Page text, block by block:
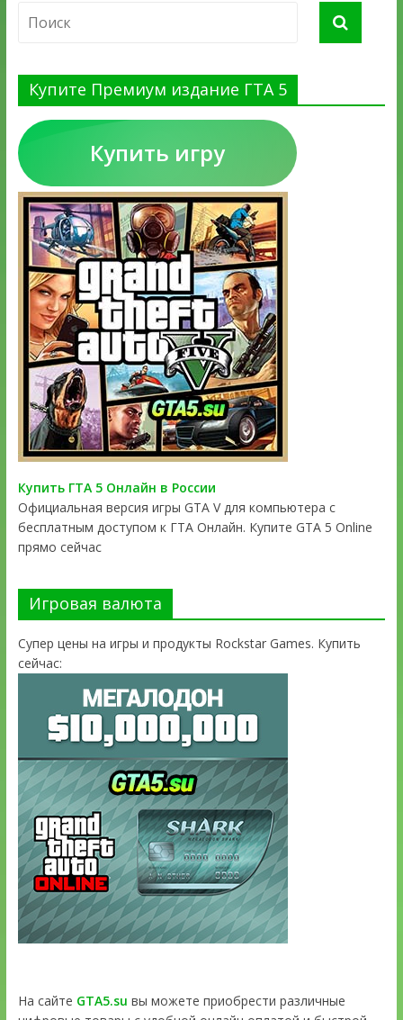
Купите Премиум издание ГТА 5
Купить игру
Купить ГТА 5 Онлайн в России
Официальная версия игры GTA V для компьютера с
бесплатным доступом к ГТА Онлайн. Купите GTA 5 Online
прямо сейчас
Игровая валюта
Супер цены на игры и продукты Rockstar Games. Купить
сейчас:
На сайте GTA5.su вы можете приобрести различные